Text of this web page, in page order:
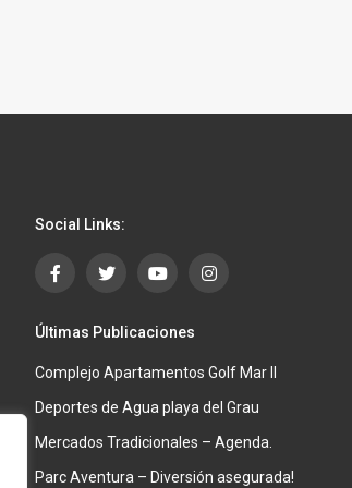
Social Links:
Últimas Publicaciones
Complejo Apartamentos Golf Mar II
Deportes de Agua playa del Grau
Mercados Tradicionales – Agenda.
Parc Aventura – Diversión asegurada!